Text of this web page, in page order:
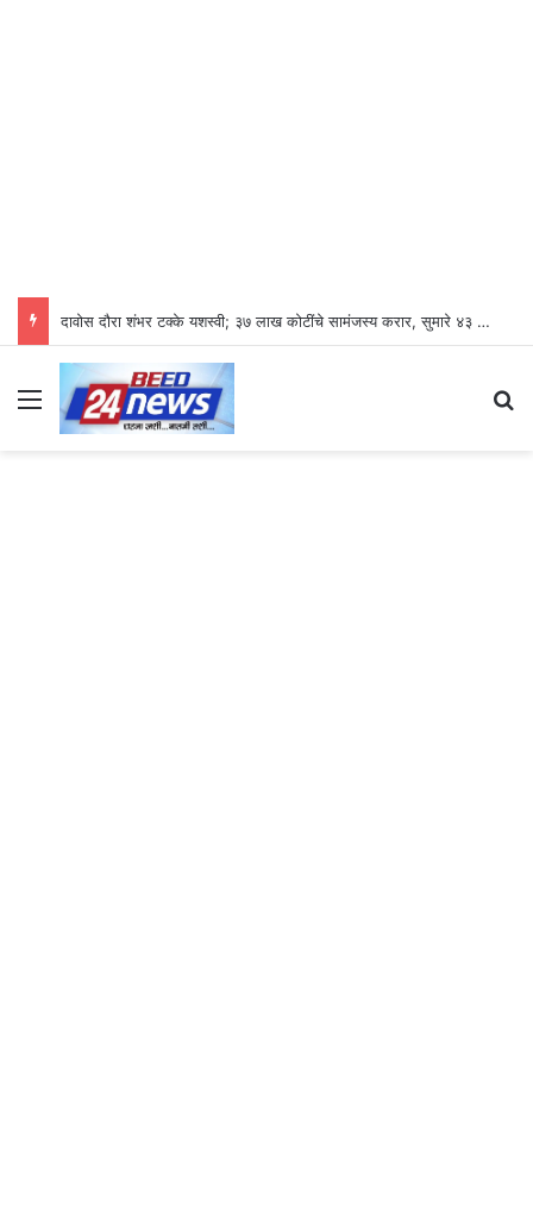
दावोस दौरा शंभर टक्के यशस्वी; ३७ लाख कोटींचे सामंजस्य करार, सुमारे ४३ लाख रोजगारनिर्मिती – उद्योगमंत्री डॉ. उदय सामंत
Menu